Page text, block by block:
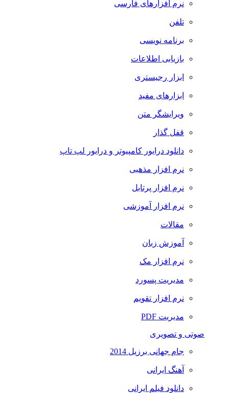
نرم افزارهای فارسی
تلفن
برنامه نویسی
بازیابی اطلاعات
ابزار رجیستری
ابزارهای مفید
ویرایشگر متن
قفل گذار
دانلود درایور کامپیوتر و درایور لپ تاپ
نرم افزار مذهبی
نرم افزار پرتابل
نرم افزار آموزشی
مقالات
آموزش زبان
نرم افزار مک
مدیریت پسورد
نرم افزار تقویم
مدیریت PDF
صوتی و تصویری
جام جهانی برزیل 2014
آهنگ ایرانی
دانلود فیلم ایرانی